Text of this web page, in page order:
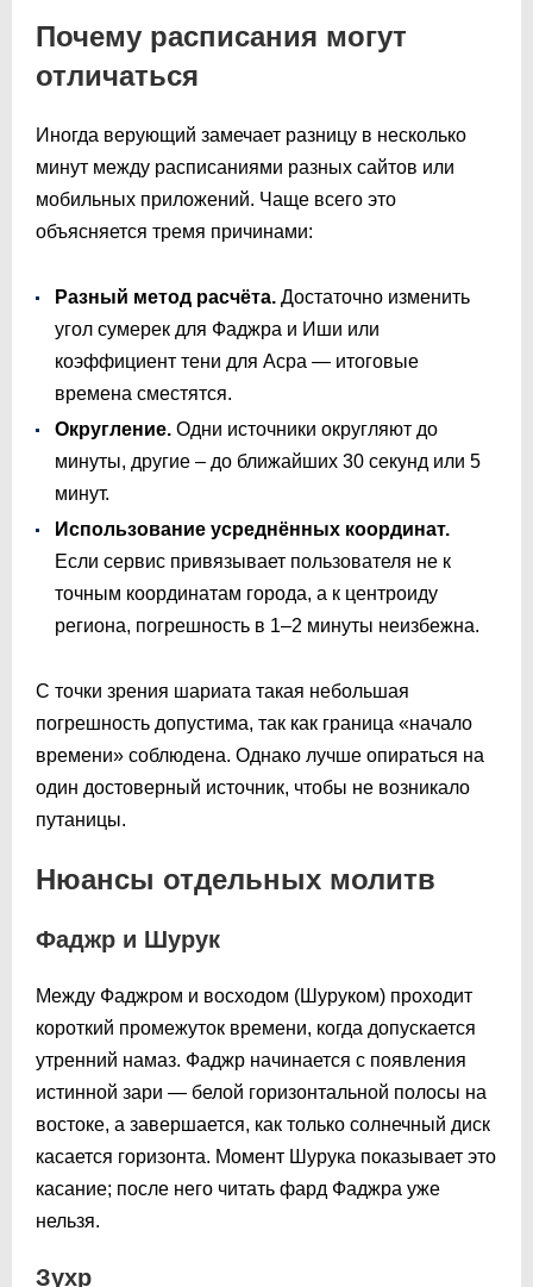
Почему расписания могут
отличаться
Иногда верующий замечает разницу в несколько
минут между расписаниями разных сайтов или
мобильных приложений. Чаще всего это
объясняется тремя причинами:
Разный метод расчёта. Достаточно изменить
угол сумерек для Фаджра и Иши или
коэффициент тени для Асра — итоговые
времена сместятся.
Округление. Одни источники округляют до
минуты, другие – до ближайших 30 секунд или 5
минут.
Использование усреднённых координат.
Если сервис привязывает пользователя не к
точным координатам города, а к центроиду
региона, погрешность в 1–2 минуты неизбежна.
С точки зрения шариата такая небольшая
погрешность допустима, так как граница «начало
времени» соблюдена. Однако лучше опираться на
один достоверный источник, чтобы не возникало
путаницы.
Нюансы отдельных молитв
Фаджр и Шурук
Между Фаджром и восходом (Шуруком) проходит
короткий промежуток времени, когда допускается
утренний намаз. Фаджр начинается с появления
истинной зари — белой горизонтальной полосы на
востоке, а завершается, как только солнечный диск
касается горизонта. Момент Шурука показывает это
касание; после него читать фард Фаджра уже
нельзя.
Зухр